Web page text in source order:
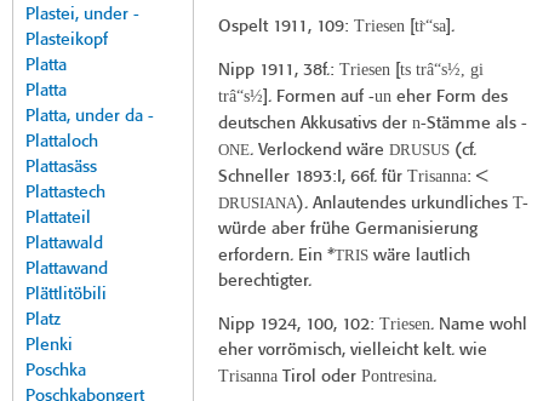
Plastei, under -
Plasteikopf
Platta
Platta
Platta, under da -
Plattaloch
Plattasäss
Plattastech
Plattateil
Plattawald
Plattawand
Plättlitöbili
Platz
Plenki
Poschka
Poschkabongert
Ospelt 1911 , 109: Triesen[ tr̀“sa].
Nipp 1911 , 38f.: Triesen[ ts trâ“s½, gi
trâ“s½ ]. Formen auf -uneher Form des
deutschen Akkusativs der n-Stämme als -
ONE. Verlockend wäre DRUSUS(cf.
Schneller 1893:I, 66f. für Trisanna: <
DRUSIANA). Anlautendes urkundliches T-
würde aber frühe Germanisierung
erfordern. Ein *TRISwäre lautlich
berechtigter.
Nipp 1924, 100, 102: Triesen. Name wohl
eher vorrömisch, vielleicht kelt. wie
TrisannaTirol oder Pontresina.